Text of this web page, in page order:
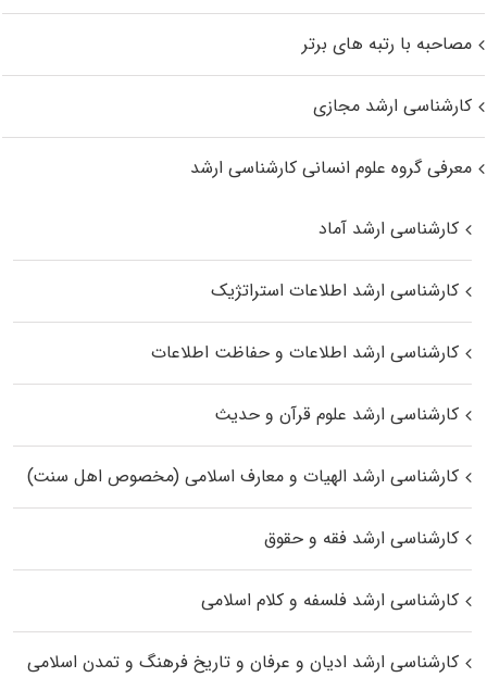
مصاحبه با رتبه های برتر
کارشناسی ارشد مجازی
معرفی گروه علوم انسانی کارشناسی ارشد
کارشناسی ارشد آماد
کارشناسی ارشد اطلاعات استراتژیک
کارشناسی ارشد اطلاعات و حفاظت اطلاعات
کارشناسی ارشد علوم قرآن و حدیث
کارشناسی ارشد الهیات و معارف اسلامی (مخصوص اهل سنت)
کارشناسی ارشد فقه و حقوق
کارشناسی ارشد فلسفه و کلام اسلامی
کارشناسی ارشد ادیان و عرفان و تاریخ فرهنگ و تمدن اسلامی